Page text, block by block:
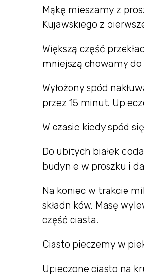
Mąkę mieszamy z
Kujawskiego z
Większą część
mniejszą chowamy do
Wyłożony spód
przez 15 minut.
W czasie kiedy spód
Do ubitych białek
budynie w proszku i
Na koniec w trakcie
składników. Masę
część ciasta.
Ciasto pieczemy w
Upieczone ciasto na